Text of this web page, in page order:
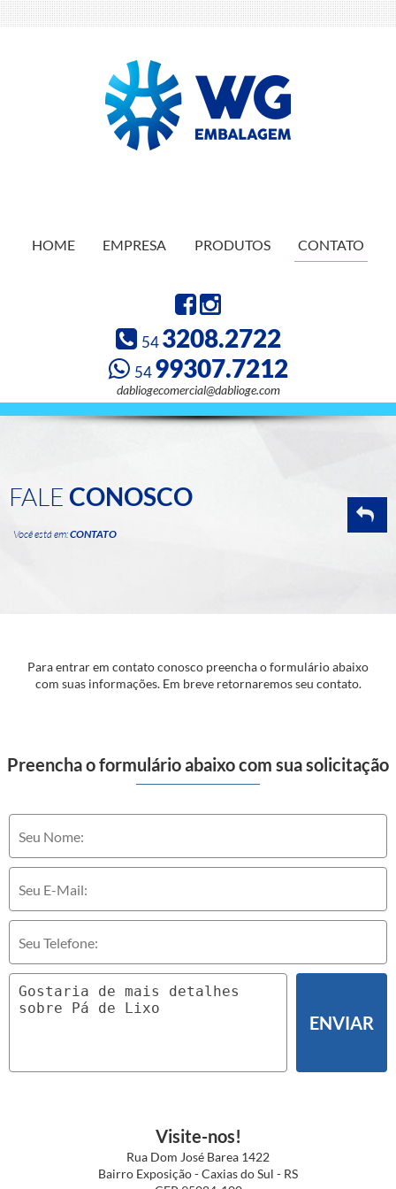
HOME EMPRESA PRODUTOS CONTATO
543208.2722
5499307.7212
dabliogecomercial@dablioge.com
FALE CONOSCO
Você está em:CONTATO
Para entrar em contato conosco preencha o formulário abaixo
com suas informações. Em breve retornaremos seu contato.
Preencha o formulário abaixo com sua solicitação
ENVIAR
Visite-nos!
Rua Dom José Barea 1422
Bairro Exposição - Caxias do Sul - RS